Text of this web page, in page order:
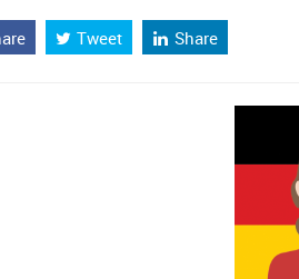
Tweet Share